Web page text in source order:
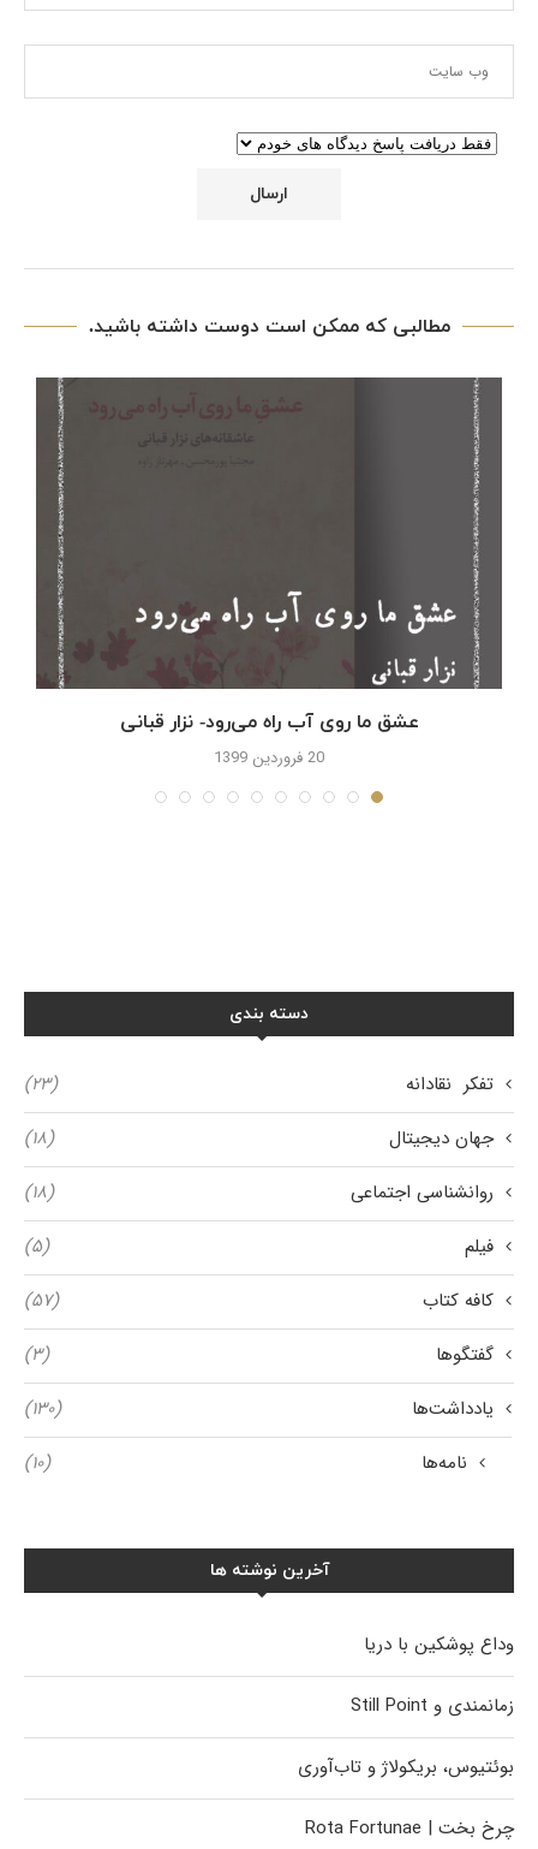
مطالبی که ممکن است دوست داشته باشید.
عشق ما روی آب راه می‌رود- نزار قبانی
20 فروردین 1399
دسته بندی
تفکر نقادانه
(۲۳)
جهان دیجیتال
(۱۸)
روانشناسی اجتماعی
(۱۸)
فیلم
(۵)
کافه کتاب
(۵۷)
گفتگوها
(۳)
یادداشت‌ها
(۱۳۰)
نامه‌ها
(۱۰)
آخرین نوشته ها
وداع پوشکین با دریا
زمانمندی و Still Point
بوئتیوس، بریکولاژ و تاب‌آوری
چرخ بخت | Rota Fortunae